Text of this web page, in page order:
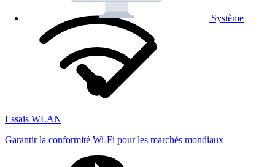
Système
Essais WLAN
Garantir la conformité Wi-Fi pour les marchés mondiaux